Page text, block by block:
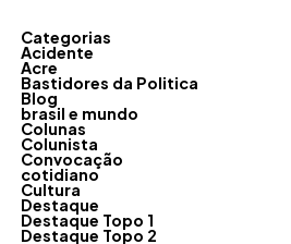
Categorias
Acidente
Acre
Bastidores da Politica
Blog
brasil e mundo
Colunas
Colunista
Convocação
cotidiano
Cultura
Destaque
Destaque Topo 1
Destaque Topo 2